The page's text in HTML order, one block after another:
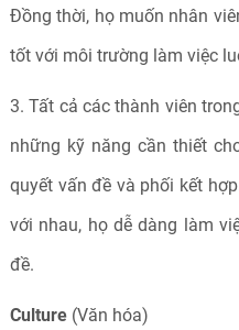
Đồng thời, họ muốn nhân
tốt với môi trường làm việc
3. Tất cả các thành viên
những kỹ năng cần thiết
quyết vấn đề và phối kết
với nhau, họ dễ dàng làm
đề.
Culture (Văn hóa)